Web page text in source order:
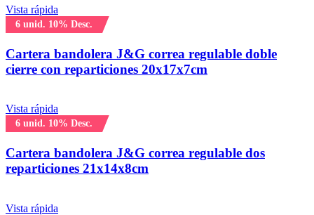
Vista rápida
6 unid. 10% Desc.
Cartera bandolera J&G correa regulable doble
cierre con reparticiones 20x17x7cm
Vista rápida
6 unid. 10% Desc.
Cartera bandolera J&G correa regulable dos
reparticiones 21x14x8cm
Vista rápida